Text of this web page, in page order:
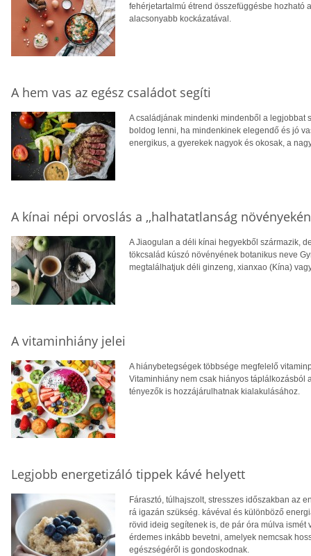
fehérjetartalmú étrend összefüggésbe hozható
alacsonyabb kockázatával.
A hem vas az egész családot segíti
A családjának mindenki mindenből a legjobbat
boldog lenni, ha mindenkinek elegendő és jó
energikus, a gyerekek nagyok és okosak, a
A kínai népi orvoslás a ,,halhatatlanság
A Jiaogulan a déli kínai hegyekből származik,
tökcsalád kúszó növényének botanikus neve
megtalálhatjuk déli ginzeng, xianxao (Kína)
A vitaminhiány jelei
A hiánybetegségek többsége megfelelő
Vitaminhiány nem csak hiányos táplálkozásból
tényezők is hozzájárulhatnak kialakulásához.
Legjobb energetizáló tippek kávé helyett
Fárasztó, túlhajszolt, stresszes időszakban az
rá igazán szükség. kávéval és különböző
rövid ideig segítenek is, de pár óra múlva
érdemes inkább bevetni, amelyek nemcsak
egészségéről is gondoskodnak.